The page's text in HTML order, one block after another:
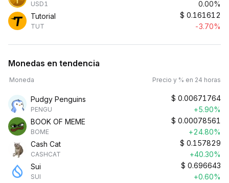
USD1
0.00%
Tutorial
TUT
$ 0.161612
-3.70%
Monedas en tendencia
Moneda Precio y % en 24 horas
Pudgy Penguins
PENGU
$ 0.00671764
+5.90%
BOOK OF MEME
BOME
$ 0.00078561
+24.80%
Cash Cat
CASHCAT
$ 0.157829
+40.30%
Sui
SUI
$ 0.696643
+0.60%